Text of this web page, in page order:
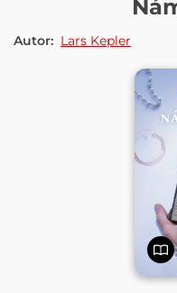
Autor: Lars Kepler